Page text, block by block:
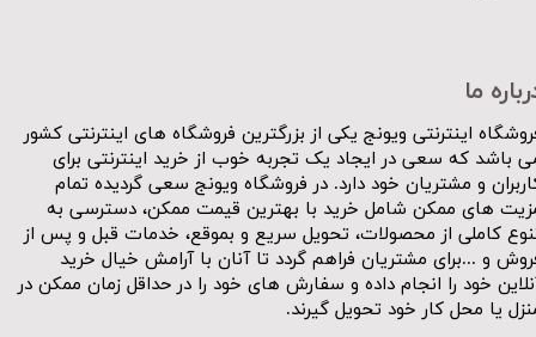
ما
اینترنتی ویونج یکی از بزرگترین فروشگاه های اینترنتی کشور
باشد که سعی در ایجاد یک تجربه خوب از خرید اینترنتی برای
و مشتریان خود دارد. در فروشگاه ویونج سعی گردیده تمام
های ممکن شامل خرید با بهترین قیمت ممکن، دسترسی به
کاملی از محصولات، تحویل سریع و بموقع، خدمات قبل و پس از
و ...برای مشتریان فراهم گردد تا آنان با آرامش خیال خرید
خود را انجام داده و سفارش های خود را در حداقل زمان ممکن در
یا محل کار خود تحویل گیرند.​​​​​​​